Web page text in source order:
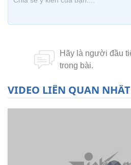
VIDEO LIÊN QUAN NHẤT